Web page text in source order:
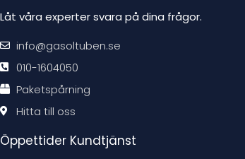
Låt våra experter svara på dina frågor.
info@gasoltuben.se
010-1604050
Paketspårning
Hitta till oss
Öppettider Kundtjänst